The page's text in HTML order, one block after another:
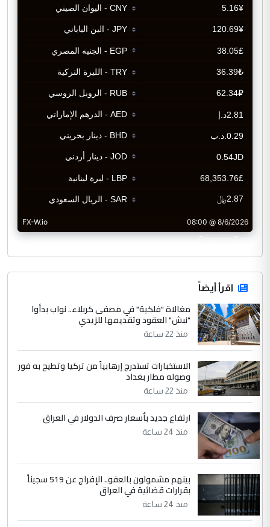
CurrencyRate
اقرأ أيضاً
مغالاة "فلكية" في مصفى كربلاء.. نواب بدأوا
"نبش" العقود وتقديمها للزيدي
منذ 22 ساعة
الاستخبارات تستدرج إرهابياً من تركيا وتطيح به فور
وصوله مطار بغداد
منذ 22 ساعة
ارتفاع جديد بأسعار صرف الدولار في العراق
منذ 24 ساعة
بينهم مشمولون بالعفو.. الإفراج عن 519 سجيناً
بقرارات قضائية في العراق
منذ 24 ساعة